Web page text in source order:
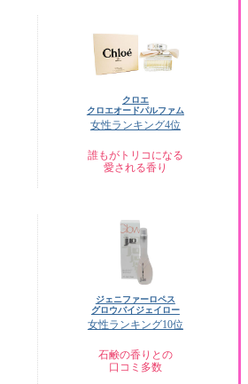
クロエ
クロエオードパルファム
女性ランキング4位
誰もがトリコになる
愛される香り
ジェニファーロペス
グロウバイジェイロー
女性ランキング10位
石鹸の香りとの
口コミ多数